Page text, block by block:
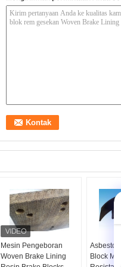
Mesin Pengeboran
Woven Brake Lining
Asbestos
Block